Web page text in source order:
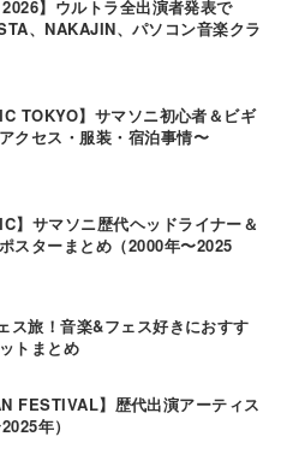
2026】ウルトラ全出演者発表で
、NAKAJIN、パソコン音楽クラ
TOKYO】サマソニ初心者＆ビギ
クセス・服装・宿泊事情〜
】サマソニ歴代ヘッドライナー＆
スターまとめ（2000年〜2025
旅！音楽&フェス好きにおすす
トまとめ
FESTIVAL】歴代出演アーティス
年）